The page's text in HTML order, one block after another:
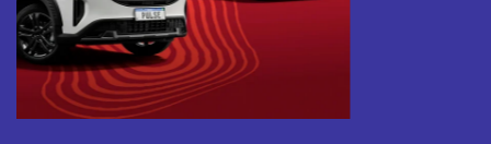
Previous
Next
Próximo